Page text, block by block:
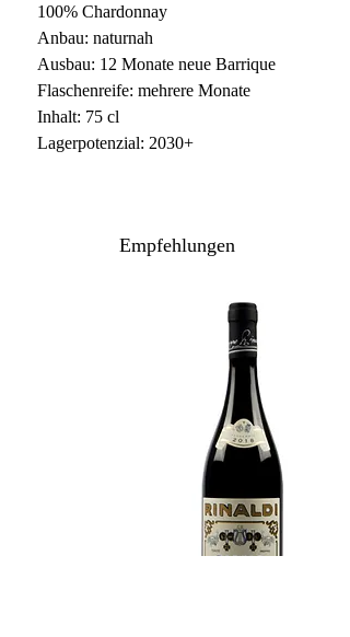
100% Chardonnay
Anbau: naturnah
Ausbau: 12 Monate neue Barrique
Flaschenreife: mehrere Monate
Inhalt: 75 cl
Lagerpotenzial: 2030+
Empfehlungen